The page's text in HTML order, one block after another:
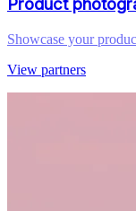
Showcase your
View partners